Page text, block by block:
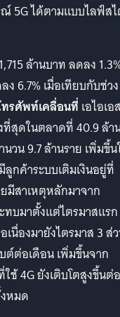
5G ได้ตามแบบไลฟ์ส
ล้านบาท ลดลง
6.7% เมื่อเทียบกับช่วง
รศัพท์เคลื่อนที่ เอไอเอ
สุดในตลาดที่ 40.9 ล้า
วน 9.7 ล้านราย เพิ่มขึ้
กค้าระบบเติมเงินอยู่ที่
มีสาเหตุหลักมาจาก
ทบมาตั้งแต่ไตรมาสแรก
นื่องมายังไตรมาส 3 ส่
ต์ต่อเดือน เพิ่มขึ้นจาก
ช้ 4G ยังเติบโตสูงขึ้นต่อ
หมด